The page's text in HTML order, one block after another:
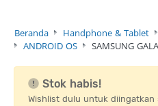
Beranda Handphone & Tablet
ANDROID OS
SAMSUNG
Stok habis!
Wishlist dulu untuk diingatkan